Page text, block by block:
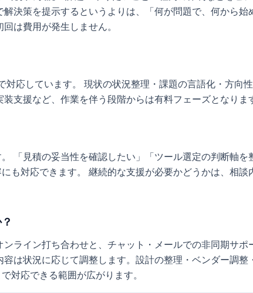
決策を提示するというよりは、「何が問題で、何から始
は費用が発生しません。
応しています。 現状の状況整理・課題の言語化・方向
支援など、作業を伴う段階からは有料フェーズとなりま
「見積の妥当性を確認したい」「ツール選定の判断軸を
も対応できます。 継続的な支援が必要かどうかは、相談
ライン打ち合わせと、チャット・メールでの非同期サポ
は状況に応じて調整します。設計の整理・ベンダー調整
対応できる範囲が広がります。